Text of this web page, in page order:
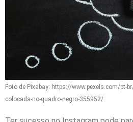
Foto de Pixabay: https://www.pexels.com/pt-
colocada-no-quadro-negro-355952/